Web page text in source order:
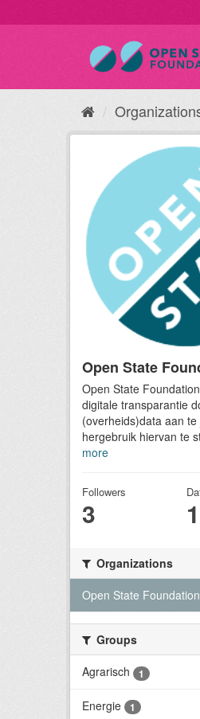
Open State
Open State
digitale transparantie
(overheids)data aan
hergebruik hiervan te
more
Followers
3 1
Organizations
Open State Foundation
Groups
Agrarisch
1
Energie 1